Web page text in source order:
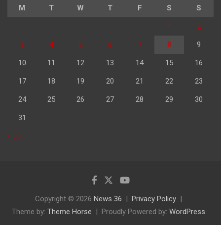
M T W T F S S
1 2
3 4 5 6 7 8 9
10 11 12 13 14 15 16
17 18 19 20 21 22 23
24 25 26 27 28 29 30
31
« Jul
Copyright © 2026 News 36
Privacy Policy
Theme by: Theme Horse Proudly Powered by: WordPress